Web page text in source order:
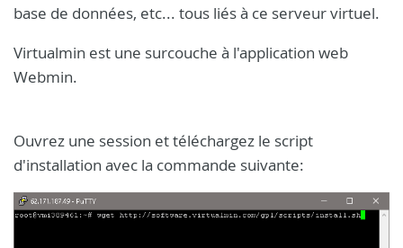
base de données, etc... tous liés à ce serveur virtuel.
Virtualmin est une surcouche à l'application web
Webmin.
Ouvrez une session et téléchargez le script
d'installation avec la commande suivante: